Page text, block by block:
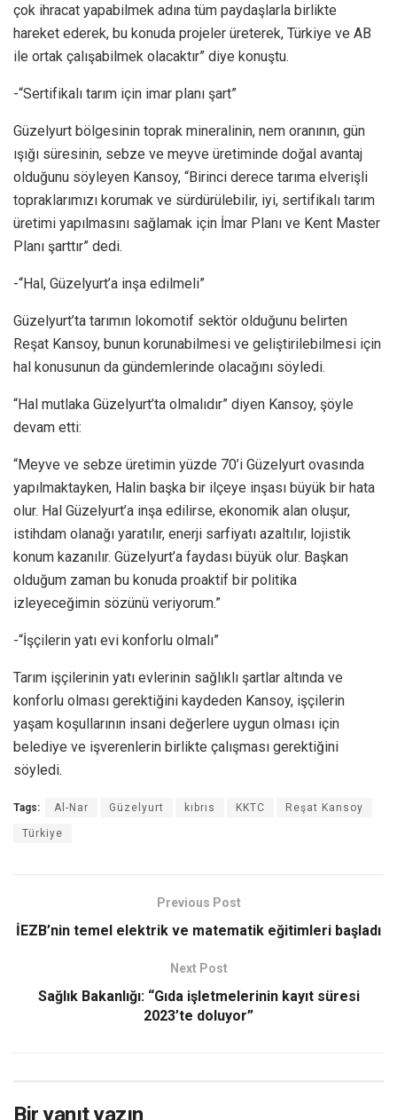
çok ihracat yapabilmek adına tüm paydaşlarla birlikte
hareket ederek, bu konuda projeler üreterek, Türkiye ve AB
ile ortak çalışabilmek olacaktır” diye konuştu.
-“Sertifikalı tarım için imar planı şart”
Güzelyurt bölgesinin toprak mineralinin, nem oranının, gün
ışığı süresinin, sebze ve meyve üretiminde doğal avantaj
olduğunu söyleyen Kansoy, “Birinci derece tarıma elverişli
topraklarımızı korumak ve sürdürülebilir, iyi, sertifikalı tarım
üretimi yapılmasını sağlamak için İmar Planı ve Kent Master
Planı şarttır” dedi.
-“Hal, Güzelyurt’a inşa edilmeli”
Güzelyurt’ta tarımın lokomotif sektör olduğunu belirten
Reşat Kansoy, bunun korunabilmesi ve geliştirilebilmesi için
hal konusunun da gündemlerinde olacağını söyledi.
“Hal mutlaka Güzelyurt’ta olmalıdır” diyen Kansoy, şöyle
devam etti:
“Meyve ve sebze üretimin yüzde 70’i Güzelyurt ovasında
yapılmaktayken, Halin başka bir ilçeye inşası büyük bir hata
olur. Hal Güzelyurt’a inşa edilirse, ekonomik alan oluşur,
istihdam olanağı yaratılır, enerji sarfiyatı azaltılır, lojistik
konum kazanılır. Güzelyurt’a faydası büyük olur. Başkan
olduğum zaman bu konuda proaktif bir politika
izleyeceğimin sözünü veriyorum.”
-“İşçilerin yatı evi konforlu olmalı”
Tarım işçilerinin yatı evlerinin sağlıklı şartlar altında ve
konforlu olması gerektiğini kaydeden Kansoy, işçilerin
yaşam koşullarının insani değerlere uygun olması için
belediye ve işverenlerin birlikte çalışması gerektiğini
söyledi.
Tags: Al-Nar Güzelyurt kıbrıs KKTC Reşat Kansoy
Türkiye
Previous Post
İEZB’nin temel elektrik ve matematik eğitimleri başladı
Next Post
Sağlık Bakanlığı: “Gıda işletmelerinin kayıt süresi
2023’te doluyor”
Bir yanıt yazın